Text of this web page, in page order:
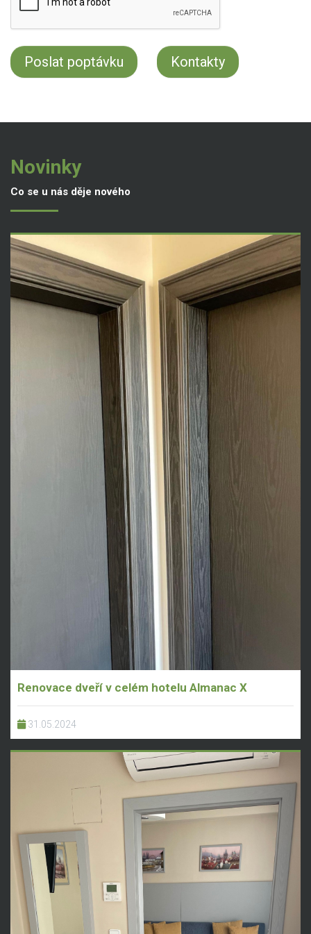
Kontakty
Novinky
Co se u nás děje nového
Renovace dveří v celém hotelu Almanac X
31.05.2024